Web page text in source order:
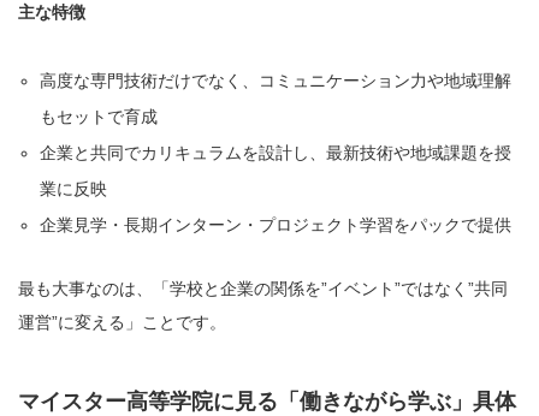
主な特徴
高度な専門技術だけでなく、コミュニケーション力や地域理解
もセットで育成
企業と共同でカリキュラムを設計し、最新技術や地域課題を授
業に反映
企業見学・長期インターン・プロジェクト学習をパックで提供
最も大事なのは、「学校と企業の関係を”イベント”ではなく”共同
運営”に変える」ことです。
マイスター高等学院に見る「働きながら学ぶ」具体